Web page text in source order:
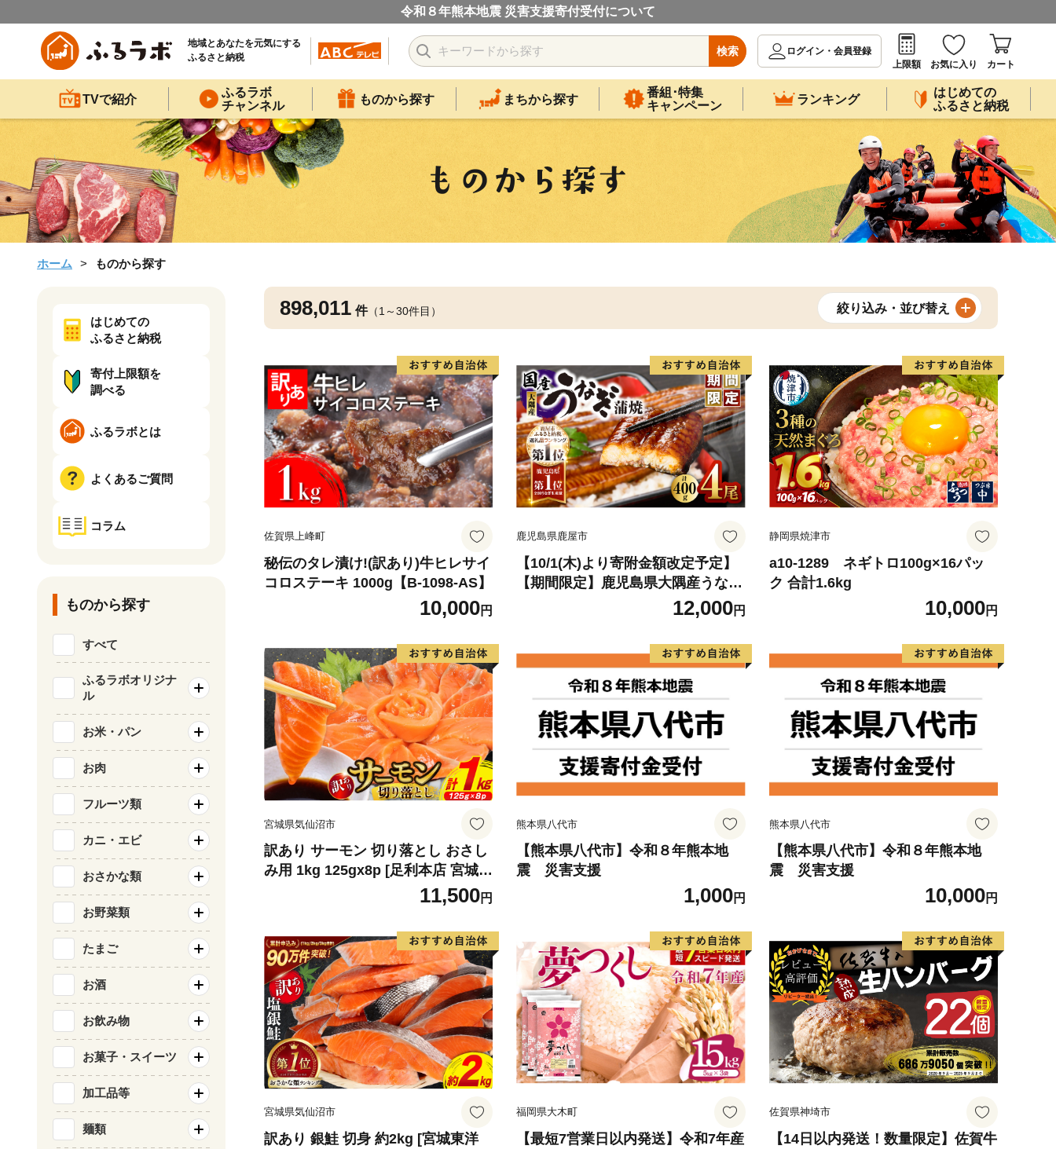
令和８年熊本地震 災害支援寄付受付について
地域とあなたを元気にする
ふるさと納税
検索
ログイン・会員登録
上限額
お気に入り カート
TVで紹介
ふるラボ
チャンネル
ものから探す まちから探す
番組･特集
キャンペーン
ランキング
はじめての
ふるさと納税
ホーム ものから探す
898,011 件（1～30件目） 絞り込み・並び替え
佐賀県上峰町
秘伝のタレ漬け!(訳あり)牛ヒレサイ
コロステーキ 1000g【B-1098-AS】
10,000円
鹿児島県鹿屋市
【10/1(木)より寄附金額改定予定】
【期間限定】鹿児島県大隅産うなぎ
蒲焼4尾（400g） KN007-023
12,000円
静岡県焼津市
a10-1289 ネギトロ100g×16パッ
ク 合計1.6kg
10,000円
宮城県気仙沼市
訳あり サーモン 切り落とし おさし
み用 1kg 125gx8p [足利本店 宮城県
気仙沼市 20564313] 魚 魚介類 鮭 お
刺し身 刺し身 刺身 生 生食 個包装
チリ銀鮭 銀鮭 海鮮 海鮮丼 魚介
11,500円
熊本県八代市
【熊本県八代市】令和８年熊本地
震 災害支援
1,000円
熊本県八代市
【熊本県八代市】令和８年熊本地
震 災害支援
10,000円
宮城県気仙沼市
訳あり 銀鮭 切身 約2kg [宮城東洋
福岡県大木町
【最短7営業日以内発送】令和7年産
佐賀県神埼市
【14日以内発送！数量限定】佐賀牛
はじめての
ふるさと納税
寄付上限額を
調べる
ふるラボとは
よくあるご質問
コラム
ものから探す
すべて
ふるラボオリジナ
ル
お米・パン
お肉
フルーツ類
カニ・エビ
おさかな類
お野菜類
たまご
お酒
お飲み物
お菓子・スイーツ
加工品等
麺類